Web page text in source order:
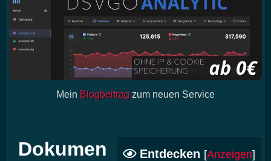
Mein Blogbeitrag zum neuen Service
Entdecken [Anzeigen]
Dokumen